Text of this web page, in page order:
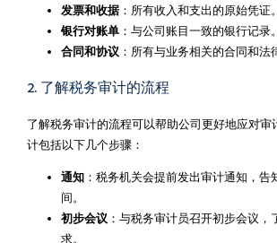
发票和收据：所有收入和支出的原始凭证。
银行对账单：与公司账目一致的银行记录。
合同和协议：所有与业务相关的合同和法
2. 了解税务审计的流程
了解税务审计的流程可以帮助公司更好地应对审
计包括以下几个步骤：
通知：税务机关会提前发出审计通知，告
间。
初步会议：与税务审计员召开初步会议，
求。